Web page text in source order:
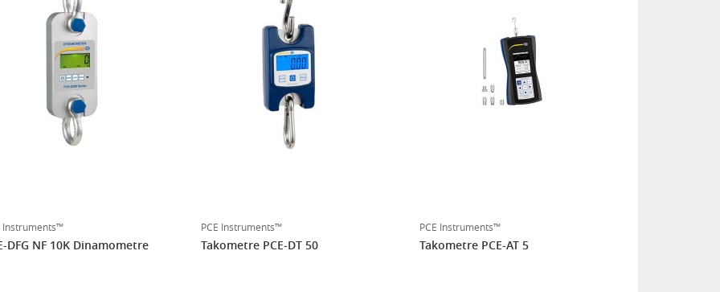
Instruments™
DFG NF 10K Dinamometre
PCE Instruments™
Takometre PCE-DT 50
PCE Instruments™
Takometre PCE-AT 5